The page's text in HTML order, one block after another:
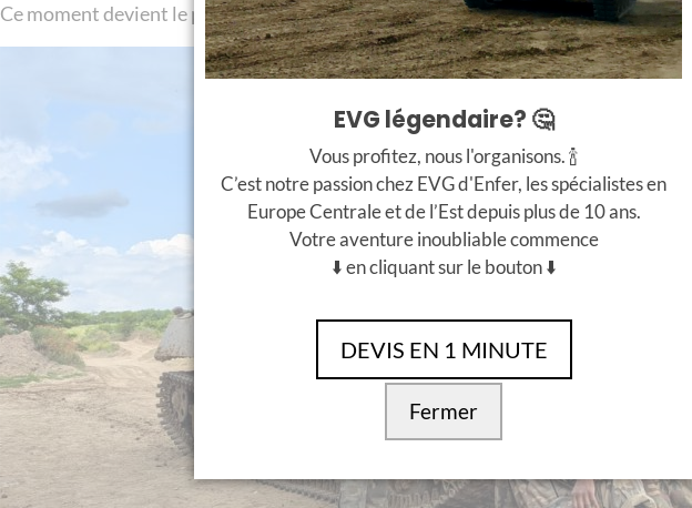
Ce moment devient le point central des souvenirs. Il donne au week-end son
EVG légendaire? 🤔
Vous profitez, nous l'organisons. 🍾
C’est notre passion chez EVG d'Enfer, les spécialistes en
Europe Centrale et de l’Est depuis plus de 10 ans.
Votre aventure inoubliable commence
⬇️ en cliquant sur le bouton ⬇️
DEVIS EN 1 MINUTE
Fermer